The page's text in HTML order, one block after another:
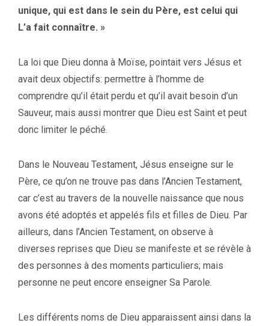
unique, qui est dans le sein du Père, est celui qui
L’a fait connaître. »
La loi que Dieu donna à Moïse, pointait vers Jésus et
avait deux objectifs: permettre à l’homme de
comprendre qu’il était perdu et qu’il avait besoin d’un
Sauveur, mais aussi montrer que Dieu est Saint et peut
donc limiter le péché.
Dans le Nouveau Testament, Jésus enseigne sur le
Père, ce qu’on ne trouve pas dans l’Ancien Testament,
car c’est au travers de la nouvelle naissance que nous
avons été adoptés et appelés fils et filles de Dieu. Par
ailleurs, dans l’Ancien Testament, on observe à
diverses reprises que Dieu se manifeste et se révèle à
des personnes à des moments particuliers; mais
personne ne peut encore enseigner Sa Parole.
Les différents noms de Dieu apparaissent ainsi dans la